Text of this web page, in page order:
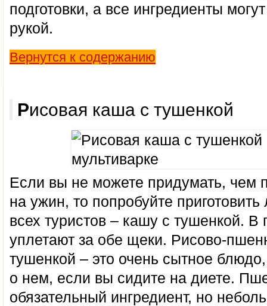
подготовки, а все ингредиенты
рукой.
Вернутся к содержанию
Рисовая каша с тушенкой
Если вы не можете придумать, чем
на ужин, то попробуйте
всех туристов – кашу с тушенкой. В
уплетают за обе щеки. Рисово-
тушенкой – это очень сытное
о нем, если вы сидите на диете.
обязательный ингредиент, но